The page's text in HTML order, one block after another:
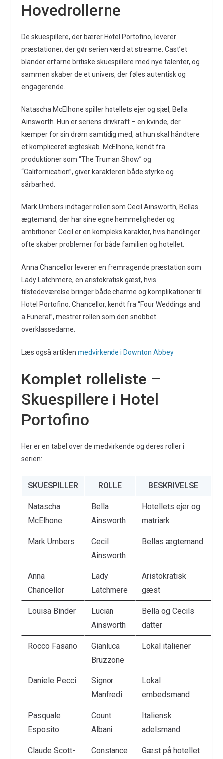
Hovedrollerne
De skuespillere, der bærer Hotel Portofino, leverer
præstationer, der gør serien værd at streame. Cast’et
blander erfarne britiske skuespillere med nye talenter, og
sammen skaber de et univers, der føles autentisk og
engagerende.
Natascha McElhone spiller hotellets ejer og sjæl, Bella
Ainsworth. Hun er seriens drivkraft – en kvinde, der
kæmper for sin drøm samtidig med, at hun skal håndtere
et kompliceret ægteskab. McElhone, kendt fra
produktioner som “The Truman Show” og
“Californication”, giver karakteren både styrke og
sårbarhed.
Mark Umbers indtager rollen som Cecil Ainsworth, Bellas
ægtemand, der har sine egne hemmeligheder og
ambitioner. Cecil er en kompleks karakter, hvis handlinger
ofte skaber problemer for både familien og hotellet.
Anna Chancellor leverer en fremragende præstation som
Lady Latchmere, en aristokratisk gæst, hvis
tilstedeværelse bringer både charme og komplikationer til
Hotel Portofino. Chancellor, kendt fra “Four Weddings and
a Funeral”, mestrer rollen som den snobbet
overklassedame.
Læs også artiklen medvirkende i Downton Abbey
Komplet rolleliste –
Skuespillere i Hotel
Portofino
Her er en tabel over de medvirkende og deres roller i
serien:
SKUESPILLER ROLLE BESKRIVELSE
Natascha
McElhone
Bella
Ainsworth
Hotellets ejer og
matriark
Mark Umbers
Cecil
Ainsworth
Bellas ægtemand
Anna
Chancellor
Lady
Latchmere
Aristokratisk
gæst
Louisa Binder
Lucian
Ainsworth
Bella og Cecils
datter
Rocco Fasano
Gianluca
Bruzzone
Lokal italiener
Daniele Pecci
Signor
Manfredi
Lokal
embedsmand
Pasquale
Esposito
Count
Albani
Italiensk
adelsmand
Claude Scott-
Constance
Gæst på hotellet